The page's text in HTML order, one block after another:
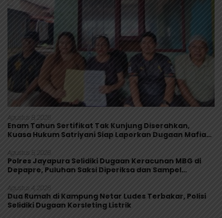
Agustus 8, 2026
Enam Tahun Sertifikat Tak Kunjung Diserahkan,
Kuasa Hukum Satriyani Siap Laporkan Dugaan Mafia
Agustus 5, 2026
Polres Jayapura Selidiki Dugaan Keracunan MBG di
Depapre, Puluhan Saksi Diperiksa dan Sampel
Agustus 4, 2026
Dua Rumah di Kampung Netar Ludes Terbakar, Polisi
Selidiki Dugaan Korsleting Listrik